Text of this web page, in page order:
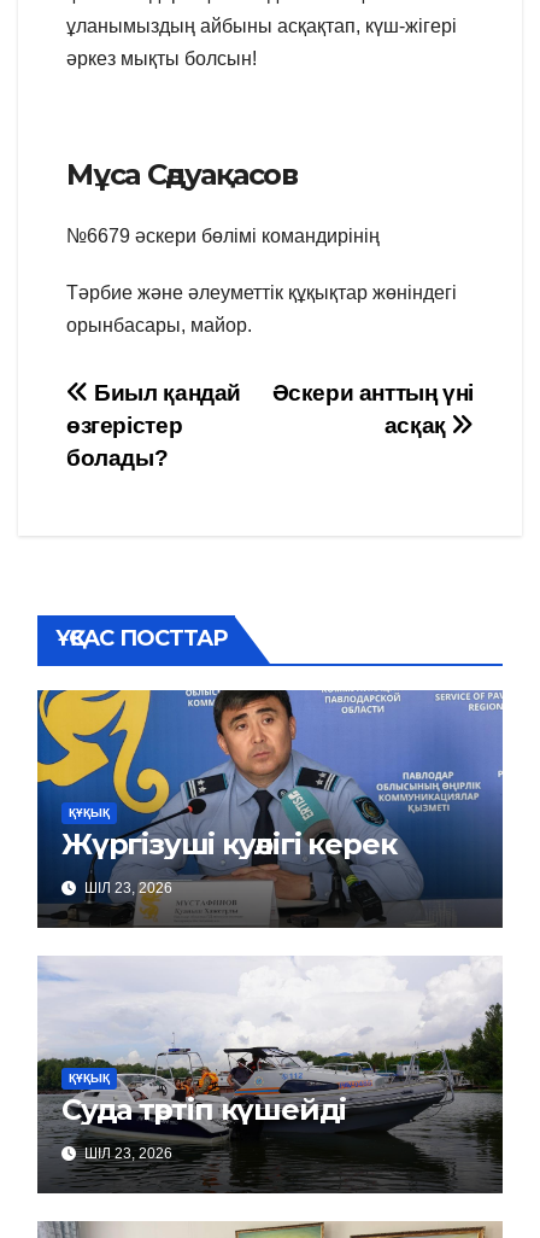
ұланымыздың айбыны асқақтап, күш-жігері
әркез мықты болсын!
Мұса Сәдуақасов
№6679 әскери бөлімі командирінің
Тәрбие және әлеуметтік құқықтар жөніндегі
орынбасары, майор.
Навигация
по
Әскери анттың үні
асқақ
Биыл қандай
өзгерістер
болады?
ҰҚСАС ПОСТТАР
ҚҰҚЫҚ
Жүргізуші куәлігі керек
ШІЛ 23, 2026
ҚҰҚЫҚ
Суда тәртіп күшейді
ШІЛ 23, 2026